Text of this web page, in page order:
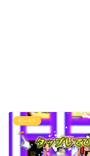
モンスト